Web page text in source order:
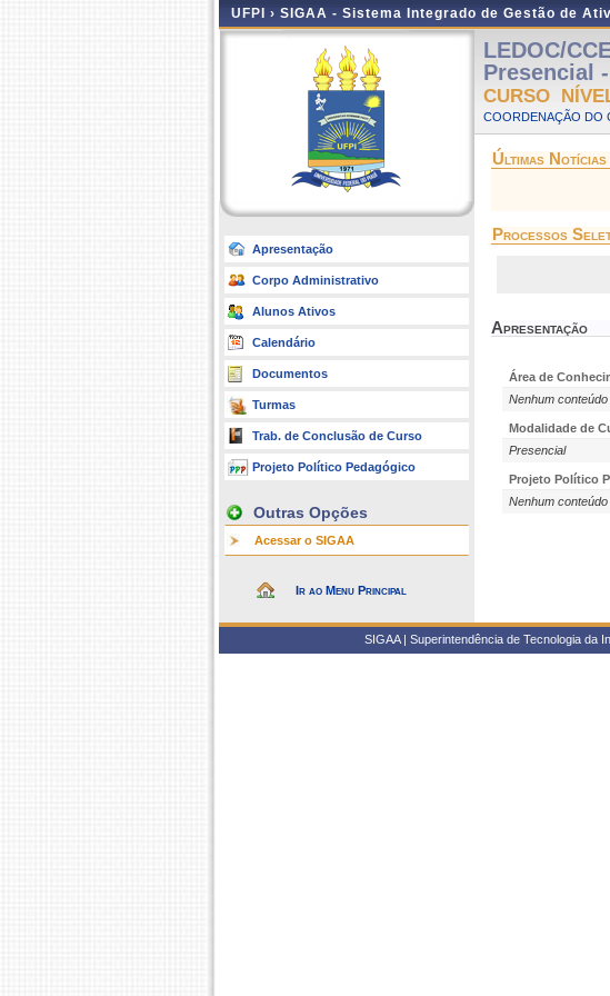
UFPI › SIGAA - Sistema Integrado de Gestão de
Apresentação
Corpo Administrativo
Alunos Ativos
Calendário
Documentos
Turmas
Trab. de Conclusão de Curso
Projeto Político Pedagógico
Outras Opções
Acessar o SIGAA
Ir ao Menu Principal
LEDOC/
Presencial
CURSO
COORDENAÇÃO DO
Últimas Notícias
Processos
Apresentação
Área de
Nenhum
Modalidade de
Presencial
Projeto Político
Nenhum
SIGAA | Superintendência de Tecnologia da